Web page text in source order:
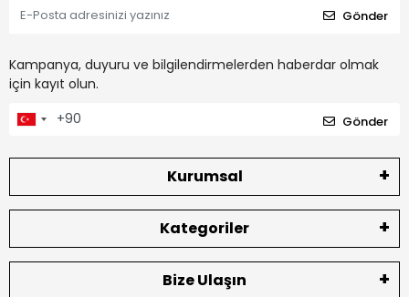
Gönder
Kampanya, duyuru ve bilgilendirmelerden haberdar olmak
için kayıt olun.
Gönder
Kurumsal
Kategoriler
Bize Ulaşın